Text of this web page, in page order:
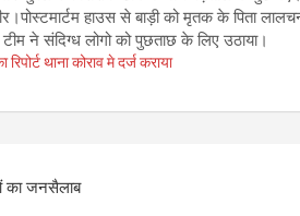
हाउस से बाड़ी को मृतक के पिता
ने संदिग्ध लोगो को पुछताछ के लिए उठाया।
थाना कोराव मे दर्ज कराया
का जनसैलाब